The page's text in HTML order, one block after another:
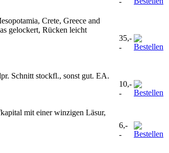
Crete, Greece and
gelockert, Rücken leicht
35,-
-
Schnitt stockfl., sonst gut. EA.
10,-
-
mit einer winzigen Läsur,
6,-
-